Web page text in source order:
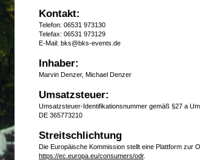
Kontakt:
Telefon: 06531 973130
Telefax: 06531 973129
E-Mail: bks@bks-events.de
Inhaber:
Marvin Denzer, Michael Denzer
Umsatzsteuer:
Umsatzsteuer-Identifikationsnummer gemäß §27 a
DE 365773210
Streitschlichtung
Die Europäische Kommission stellt eine Plattform zur
https://ec.europa.eu/consumers/odr.